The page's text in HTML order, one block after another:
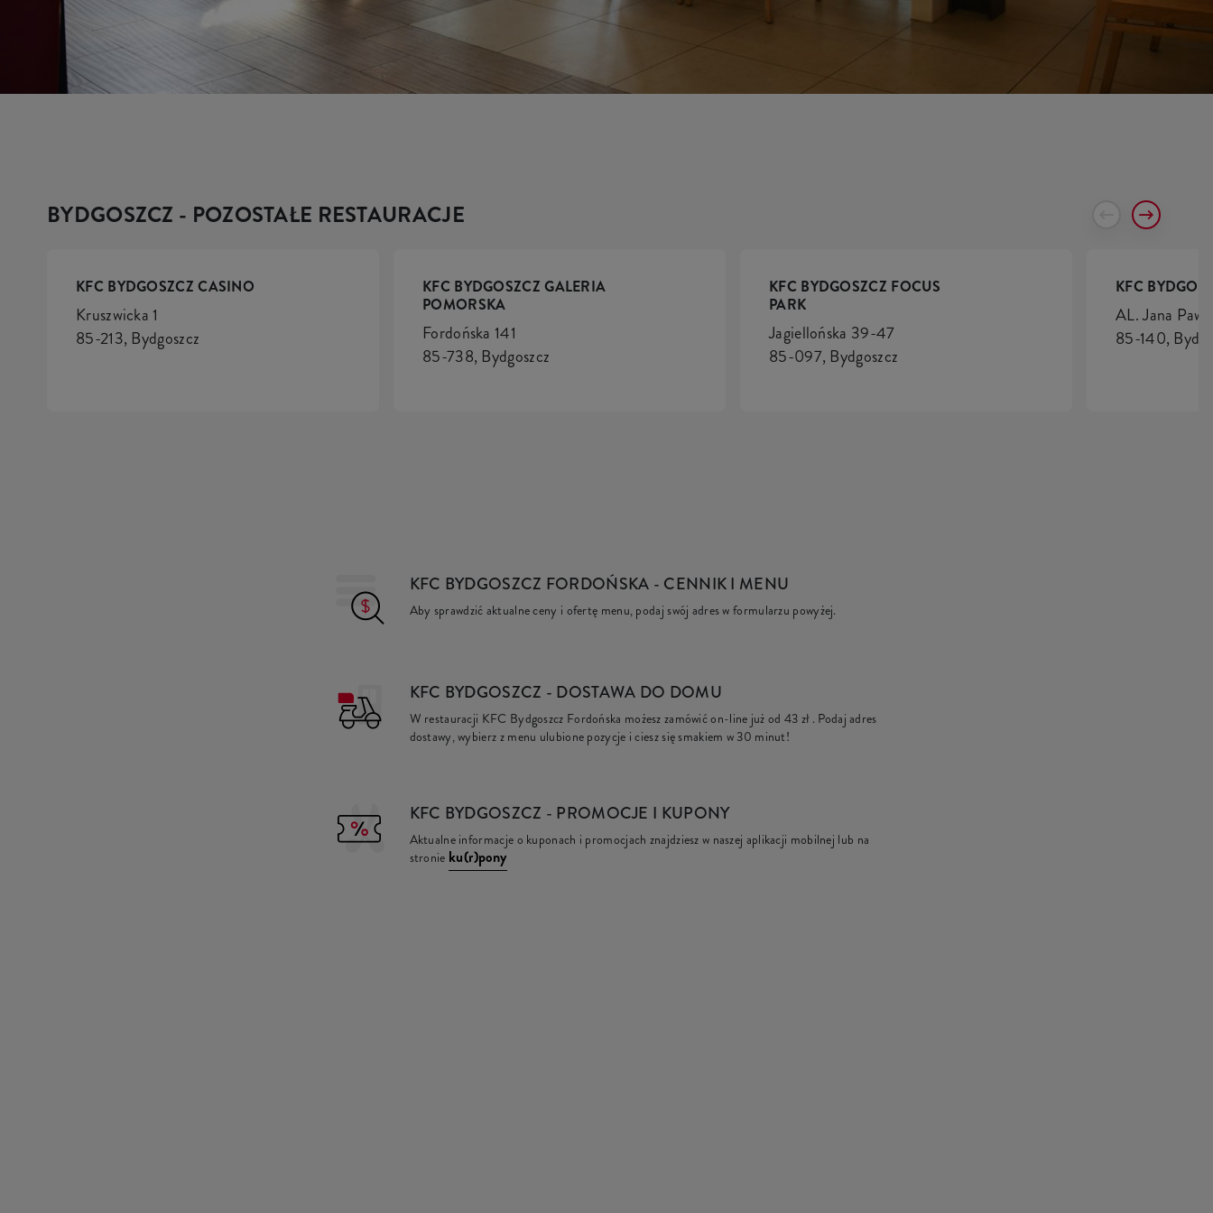
BYDGOSZCZ - POZOSTAŁE RESTAURACJE
KFC BYDGOSZCZ CASINO
Kruszwicka 1
85-213, Bydgoszcz
KFC BYDGOSZCZ GALERIA
POMORSKA
Fordońska 141
85-738, Bydgoszcz
KFC BYDGOSZCZ FOCUS
PARK
Jagiellońska 39-47
85-097, Bydgoszcz
KFC
AL. Jana
85-140,
KFC BYDGOSZCZ FORDOŃSKA - CENNIK I MENU
Aby sprawdzić aktualne ceny i ofertę menu, podaj swój adres w formularzu powyżej.
KFC BYDGOSZCZ - DOSTAWA DO DOMU
W restauracji KFC Bydgoszcz Fordońska możesz zamówić on-line już od 43 zł. Podaj adres
dostawy, wybierz z menu ulubione pozycje i ciesz się smakiem w 30 minut!
KFC BYDGOSZCZ - PROMOCJE I KUPONY
Aktualne informacje o kuponach i promocjach znajdziesz w naszej aplikacji mobilnej lub na
stronie ku(r)pony